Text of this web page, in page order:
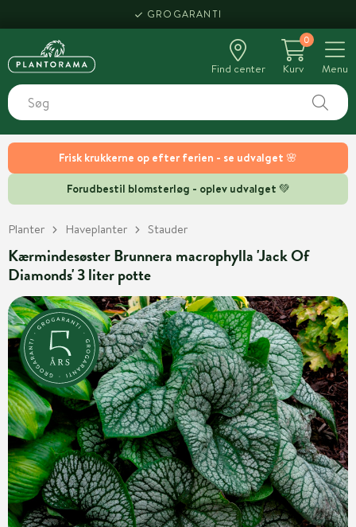
Frisk krukkerne op efter ferien - se udvalget 🌸
Forudbestil blomsterløg - oplev udvalget 💚
GROGARANTI
Find center
0
Kurv
Menu
Planter Haveplanter Stauder
Kærmindesøster Brunnera macrophylla 'Jack Of
Diamonds' 3 liter potte